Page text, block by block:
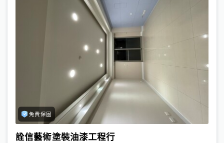
免費保固
詮信藝術塗裝油漆工程行